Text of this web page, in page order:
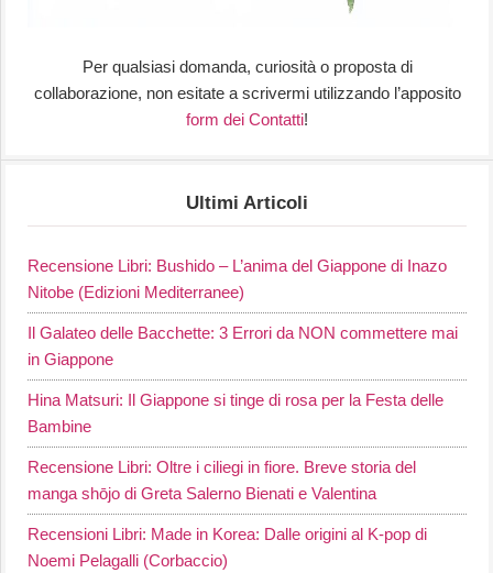
Per qualsiasi domanda, curiosità o proposta di
collaborazione, non esitate a scrivermi utilizzando l’apposito
form dei Contatti!
Ultimi Articoli
Recensione Libri: Bushido – L’anima del Giappone di Inazo
Nitobe (Edizioni Mediterranee)
Il Galateo delle Bacchette: 3 Errori da NON commettere mai
in Giappone
Hina Matsuri: Il Giappone si tinge di rosa per la Festa delle
Bambine
Recensione Libri: Oltre i ciliegi in fiore. Breve storia del
manga shōjo di Greta Salerno Bienati e Valentina
Recensioni Libri: Made in Korea: Dalle origini al K-pop di
Noemi Pelagalli (Corbaccio)